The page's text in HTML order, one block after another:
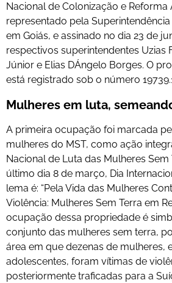
Nacional de Colonização e Reforma
representado pela
em Goiás, e assinado no dia 23 de
respectivos superintendentes Uzias
Júnior e Elias DÁngelo Borges. O
está registrado sob o número
Mulheres em luta,
A primeira ocupação foi marcada
mulheres do MST, como ação
Nacional de Luta das Mulheres Sem
último dia 8 de março, Dia
lema é: “Pela Vida das Mulheres
Violência: Mulheres Sem Terra em
ocupação dessa propriedade é
conjunto das mulheres sem terra,
área em que dezenas de mulheres,
adolescentes, foram vítimas de
posteriormente traficadas para a